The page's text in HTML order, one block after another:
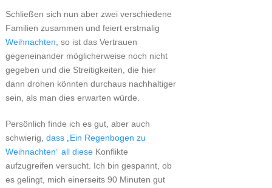
Schließen sich nun aber zwei verschiedene
Familien zusammen und feiert erstmalig
Weihnachten, so ist das Vertrauen
gegeneinander möglicherweise noch nicht
gegeben und die Streitigkeiten, die hier
dann drohen könnten durchaus nachhaltiger
sein, als man dies erwarten würde.
Persönlich finde ich es gut, aber auch
schwierig, dass „Ein Regenbogen zu
Weihnachten“ all dieseKonflikte
aufzugreifen versucht. Ich bin gespannt, ob
es gelingt, mich einerseits 90 Minuten gut